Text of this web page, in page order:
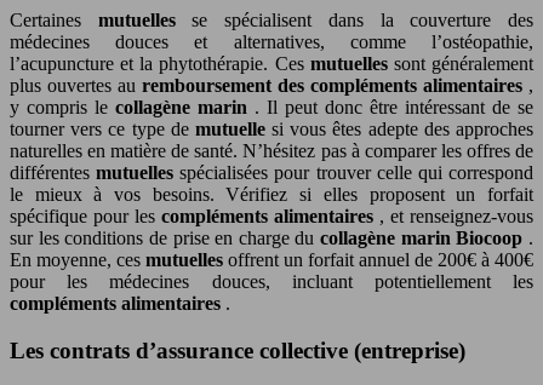
Certaines mutuellesse spécialisent dans la couverture des
médecines douces et alternatives, comme l’ostéopathie,
l’acupuncture et la phytothérapie. Ces mutuelles sont généralement
plus ouvertes au remboursement des compléments alimentaires ,
y compris le collagène marin . Il peut donc être intéressant de se
tourner vers ce type de mutuellesi vous êtes adepte des approches
naturelles en matière de santé. N’hésitez pas à comparer les offres de
différentesmutuellesspécialisées pour trouver celle qui correspond
le mieux à vos besoins. Vérifiez si elles proposent un forfait
spécifique pour les compléments alimentaires , et renseignez-vous
sur les conditions de prise en charge ducollagène marin Biocoop .
En moyenne, ces mutuelles offrent un forfait annuel de 200€ à 400€
pour les médecines douces, incluant potentiellement les
compléments alimentaires .
Les contrats d’assurance collective (entreprise)